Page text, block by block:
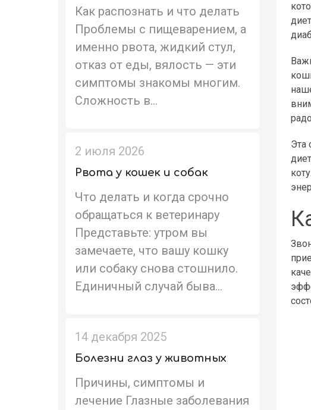
Как распознать и что делать
Проблемы с пищеварением, а
именно рвота, жидкий стул,
отказ от еды, вялость — эти
симптомы знакомы многим.
Сложность в...
2 июля 2026
Рвота у кошек и собак
Что делать и когда срочно
обращаться к ветеринару
Представьте: утром вы
замечаете, что вашу кошку
или собаку снова стошнило.
Единичный случай быва...
14 декабря 2025
Болезни глаз у животных
Причины, симптомы и
лечение Глазные заболевания
Эта